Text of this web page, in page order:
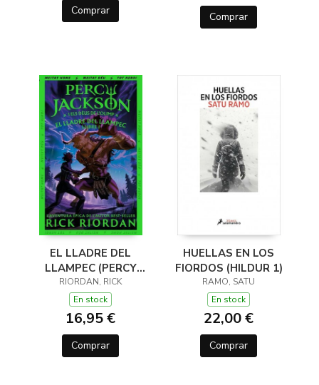
Comprar Comprar
EL LLADRE DEL
LLAMPEC (PERCY
JACKSON I ELS DÉUS
DE L'OLIMP 1)
RIORDAN, RICK
En stock
16,95 €
Comprar
HUELLAS EN LOS
FIORDOS (HILDUR 1)
RAMO, SATU
En stock
22,00 €
Comprar